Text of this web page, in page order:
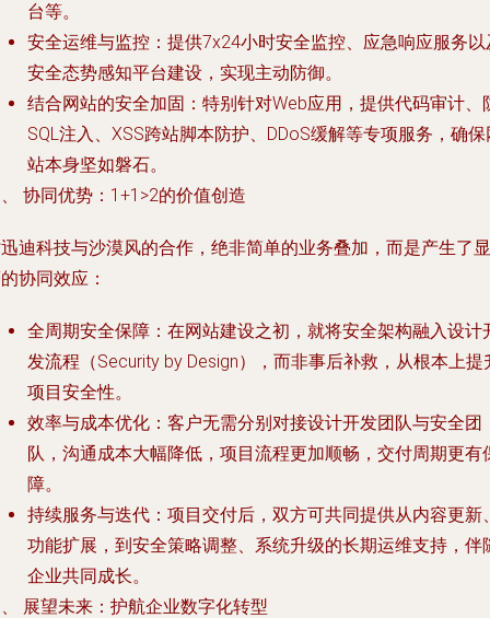
台等。
安全运维与监控 ：提供7x24小时安全监控、应急响应服务以
安全态势感知平台建设，实现主动防御。
结合网站的安全加固 ：特别针对Web应用，提供代码审计、
SQL注入、XSS跨站脚本防护、DDoS缓解等专项服务，确保
站本身坚如磐石。
协同优势：1+1>2的价值创造
迪科技与沙漠风的合作，绝非简单的业务叠加，而是产生了显
协同效应：
全周期安全保障 ：在网站建设之初，就将安全架构融入设计
发流程（Security by Design），而非事后补救，从根本上提
项目安全性。
效率与成本优化 ：客户无需分别对接设计开发团队与安全团
队，沟通成本大幅降低，项目流程更加顺畅，交付周期更有
障。
持续服务与迭代 ：项目交付后，双方可共同提供从内容更新
功能扩展，到安全策略调整、系统升级的长期运维支持，伴
企业共同成长。
展望未来：护航企业数字化转型